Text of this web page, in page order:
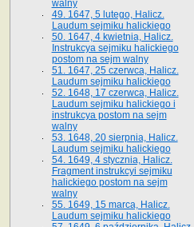
walny
49. 1647, 5 lutego, Halicz.
Laudum sejmiku halickiego
50. 1647, 4 kwietnia, Halicz.
Instrukcya sejmiku halickiego
postom na sejm walny
51. 1647, 25 czerwca, Halicz.
Laudum sejmiku halickiego
52. 1648, 17 czerwca, Halicz.
Laudum sejmiku halickiego i
instrukcya postom na sejm
walny
53. 1648, 20 sierpnia, Halicz.
Laudum sejmiku halickiego
54. 1649, 4 stycznia, Halicz.
Fragment instrukcyi sejmiku
halickiego postom na sejm
walny
55. 1649, 15 marca, Halicz.
Laudum sejmiku halickiego